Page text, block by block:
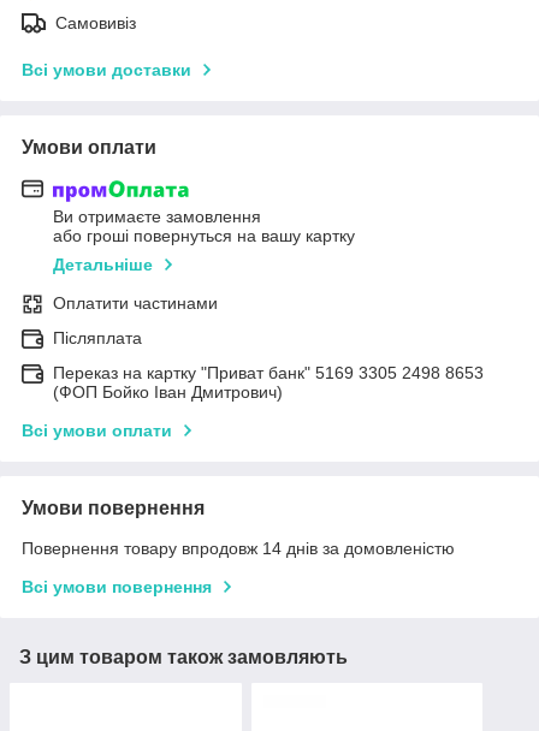
Самовивіз
Всі умови доставки
Умови оплати
Ви отримаєте замовлення
або гроші повернуться на вашу картку
Детальніше
Оплатити частинами
Післяплата
Переказ на картку "Приват банк" 5169 3305 2498 8653
(ФОП Бойко Іван Дмитрович)
Всі умови оплати
Умови повернення
Повернення товару впродовж 14 днів за домовленістю
Всі умови повернення
З цим товаром також замовляють